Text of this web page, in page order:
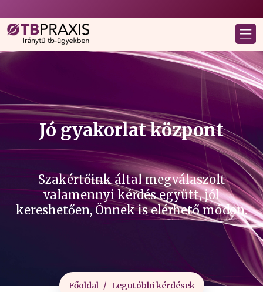
Jó gyakorlat központ
Szakértőink által megválaszolt
valamennyi kérdés együtt, jól
kereshetően, Önnek is elérhető módon.
Főoldal Legutóbbi kérdések